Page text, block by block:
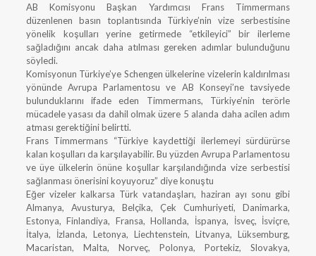
AB Komisyonu Başkan Yardımcısı Frans Timmermans
düzenlenen basın toplantısında Türkiye’nin vize serbestisine
yönelik koşulları yerine getirmede “etkileyici” bir ilerleme
sağladığını ancak daha atılması gereken adımlar bulunduğunu
söyledi.
Komisyonun Türkiye’ye Schengen ülkelerine vizelerin kaldırılması
yönünde Avrupa Parlamentosu ve AB Konseyi’ne tavsiyede
bulunduklarını ifade eden Timmermans, Türkiye’nin terörle
mücadele yasası da dahil olmak üzere 5 alanda daha acilen adım
atması gerektiğini belirtti.
Frans Timmermans “Türkiye kaydettiği ilerlemeyi sürdürürse
kalan koşulları da karşılayabilir. Bu yüzden Avrupa Parlamentosu
ve üye ülkelerin önüne koşullar karşılandığında vize serbestisi
sağlanması önerisini koyuyoruz” diye konuştu
Eğer vizeler kalkarsa Türk vatandaşları, haziran ayı sonu gibi
Almanya, Avusturya, Belçika, Çek Cumhuriyeti, Danimarka,
Estonya, Finlandiya, Fransa, Hollanda, İspanya, İsveç, İsviçre,
İtalya, İzlanda, Letonya, Liechtenstein, Litvanya, Lüksemburg,
Macaristan, Malta, Norveç, Polonya, Portekiz, Slovakya,